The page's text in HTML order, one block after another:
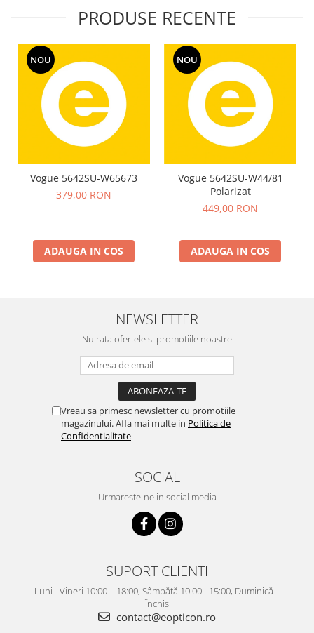
PRODUSE RECENTE
NOU
Vogue 5642SU-W65673
379,00 RON
ADAUGA IN COS
NOU
Vogue 5642SU-W44/81
Polarizat
449,00 RON
ADAUGA IN COS
NEWSLETTER
Nu rata ofertele si promotiile noastre
Vreau sa primesc newsletter cu promotiile
magazinului. Afla mai multe in Politica de
Confidentialitate
SOCIAL
Urmareste-ne in social media
SUPORT CLIENTI
Luni - Vineri 10:00 – 18:00; Sâmbătă 10:00 - 15:00, Duminică –
Închis
contact@eopticon.ro